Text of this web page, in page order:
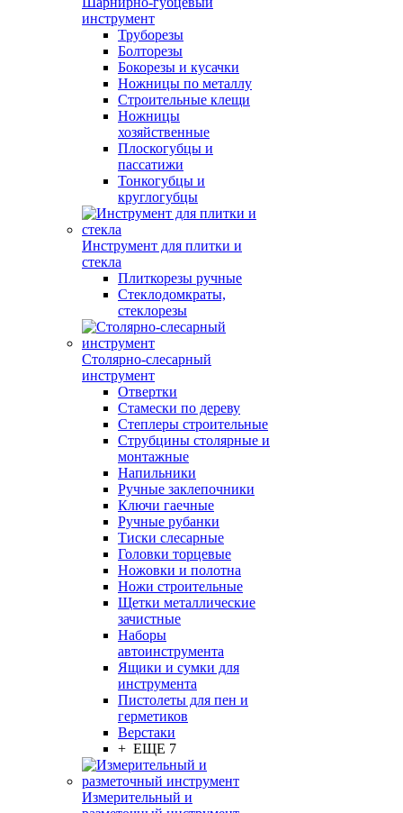
инструмент
Труборезы
Болторезы
Бокорезы и кусачки
Ножницы по металлу
Строительные клещи
Ножницы
хозяйственные
Плоскогубцы и
пассатижи
Тонкогубцы и
круглогубцы
Инструмент для плитки и
стекла
Плиткорезы ручные
Стеклодомкраты,
стеклорезы
Столярно-слесарный
инструмент
Отвертки
Стамески по дереву
Степлеры строительные
Струбцины столярные и
монтажные
Напильники
Ручные заклепочники
Ключи гаечные
Ручные рубанки
Тиски слесарные
Головки торцевые
Ножовки и полотна
Ножи строительные
Щетки металлические
зачистные
Наборы
автоинструмента
Ящики и сумки для
инструмента
Пистолеты для пен и
герметиков
Верстаки
+ ЕЩЕ 7
Измерительный и